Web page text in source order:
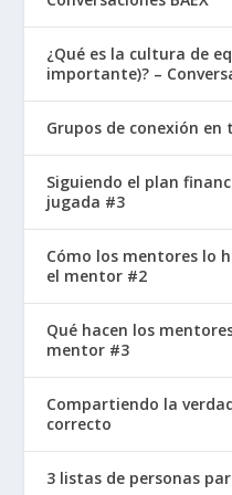
todo el que me
sino también a mi
Para entender esta
entender que en la
niños como las
eran de importancia
la griega. Así que
que el que recibe a
a él, literalmente está
al más insignificante
a él. En otras
pequeños: a los más
cuentan, a los que
estos se convertirán
¿Qué es la cultura de
importante)? –
Grupos de conexión en
Siguiendo el plan
jugada #3
Cómo los mentores lo
el mentor #2
Qué hacen los
mentor #3
Compartiendo la
correcto
3 listas de personas